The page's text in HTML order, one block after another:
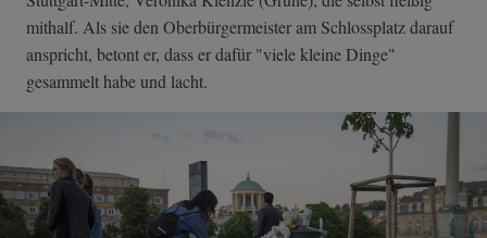
mithalf. Als sie den Oberbürgermeister am Schlossplatz darauf
anspricht, betont er, dass er dafür "viele kleine Dinge"
gesammelt habe und lacht.